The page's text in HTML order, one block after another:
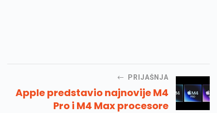
PRIJAŠNJA
Apple predstavio najnovije M4
Pro i M4 Max procesore